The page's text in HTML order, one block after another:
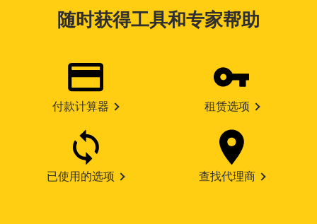
随时获得工具和专家帮助
付款计算器 租赁选项
已使用的选项 查找代理商